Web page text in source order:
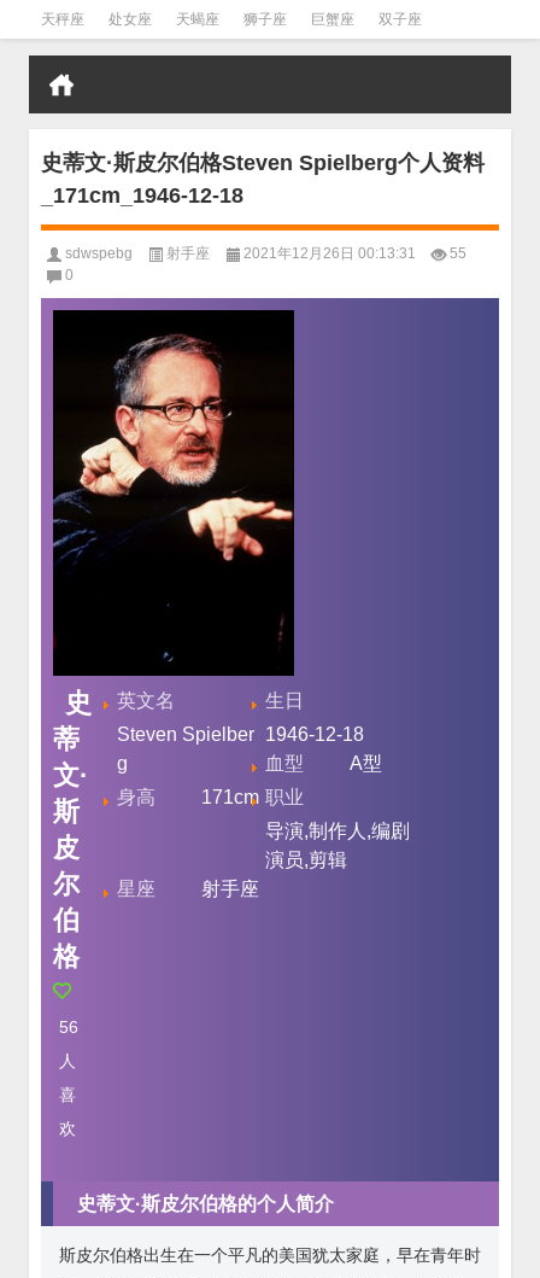
天秤座 处女座 天蝎座 狮子座 巨蟹座 双子座
金牛座 双鱼座 水瓶座
史蒂文·斯皮尔伯格Steven Spielberg个人资料
_171cm_1946-12-18
sdwspebg 射手座 2021年12月26日 00:13:31
55
0
史
蒂
文·
斯
皮
尔
伯
格
56
人
喜
欢
英文名
Steven Spielber
g
生日
1946-12-18
血型
A型
身高
171cm 职业
导演,制作人,编剧
演员,剪辑
星座
射手座
史蒂文·斯皮尔伯格的个人简介
斯皮尔伯格出生在一个平凡的美国犹太家庭，早在青年时